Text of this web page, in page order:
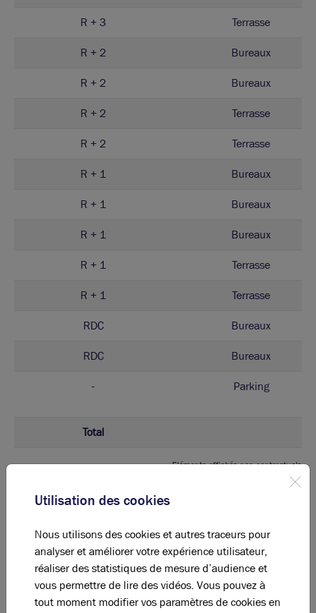
R + 3 Terrasse
R + 2 Bureaux
R + 2 Bureaux
R + 2 Terrasse
R + 2 Terrasse
R + 1 Bureaux
R + 1 Bureaux
R + 1 Bureaux
R + 1 Terrasse
R + 1 Terrasse
RDC Bureaux
RDC Bureaux
- Parking
Total
Eléments affichés non contractuels
DPE & GES
B C D E F G
Diagnostic de performance énergétique
Utilisation des cookies
Nous utilisons des cookies et autres traceurs pour
analyser et améliorer votre expérience utilisateur,
réaliser des statistiques de mesure d’audience et
vous permettre de lire des vidéos. Vous pouvez à
tout moment modifier vos paramètres de cookies en